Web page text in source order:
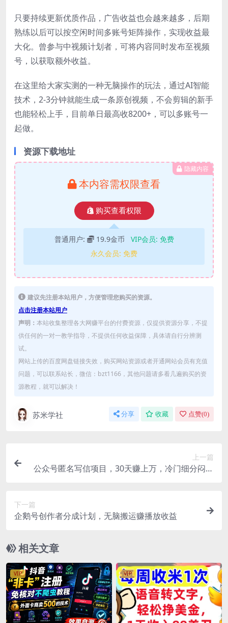
只要持续更新优质作品，广告收益也会越来越多，后期
熟练以后可以按空闲时间多账号矩阵操作，实现收益最
大化。曾参与中视频计划者，可将内容同时发布至视频
号，以获取额外收益。
在这里给大家实测的一种无脑操作的玩法，通过AI智能
技术，2-3分钟就能生成一条原创视频，不会剪辑的新手
也能轻松上手，目前单日最高收8200+，可以多账号一
起做。
资源下载地址
隐藏内容
本内容需权限查看
购买查看权限
普通用户: 19.9金币 VIP会员: 免费
永久会员: 免费
建议先注册本站用户，方便管理您购买的资源。
点击注册本站用户
声明： 本站收集整理各大网赚平台的付费资源，仅提供资源分享，不提
供任何的一对一教学指导，不提供任何收益保障，具体请自行分辨测
试。
网站上传的百度网盘链接失效，购买网站资源或者开通网站会员有充值
问题，可以联系站长，微信：bzt1166，其他问题请多看几遍购买的资
源教程，就可以解决！
苏米学社 分享 收藏 点赞(0)
上一篇
公众号匿名写信项目，30天赚上万，冷门细分闷声
下一篇
企鹅号创作者分成计划，无脑搬运赚播放收益
相关文章
VIP VIP